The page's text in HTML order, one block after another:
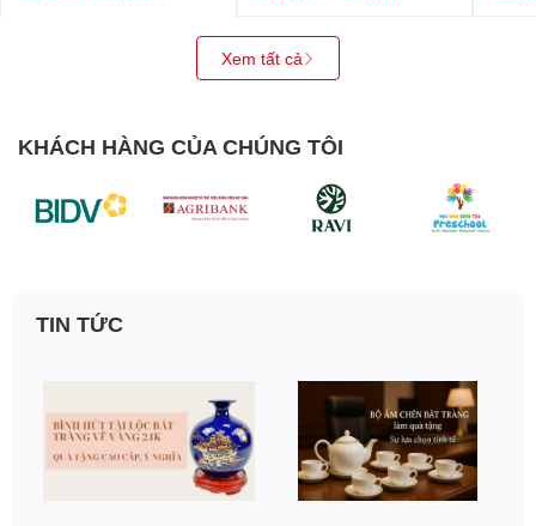
Xem tất cả
KHÁCH HÀNG CỦA CHÚNG TÔI
TIN TỨC